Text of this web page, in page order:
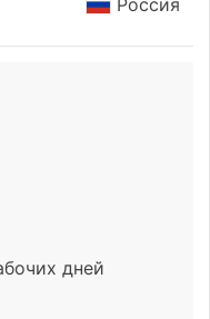
Россия
дней